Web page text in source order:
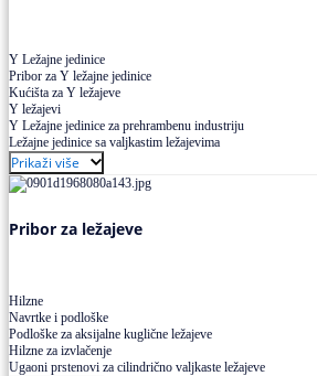
Y Ležajne jedinice
Pribor za Y ležajne jedinice
Kućišta za Y ležajeve
Y ležajevi
Y Ležajne jedinice za prehrambenu industriju
Ležajne jedinice sa valjkastim ležajevima
Prikaži više
Pribor za ležajeve
Hilzne
Navrtke i podloške
Podloške za aksijalne kuglične ležajeve
Hilzne za izvlačenje
Ugaoni prstenovi za cilindrično valjkaste ležajeve